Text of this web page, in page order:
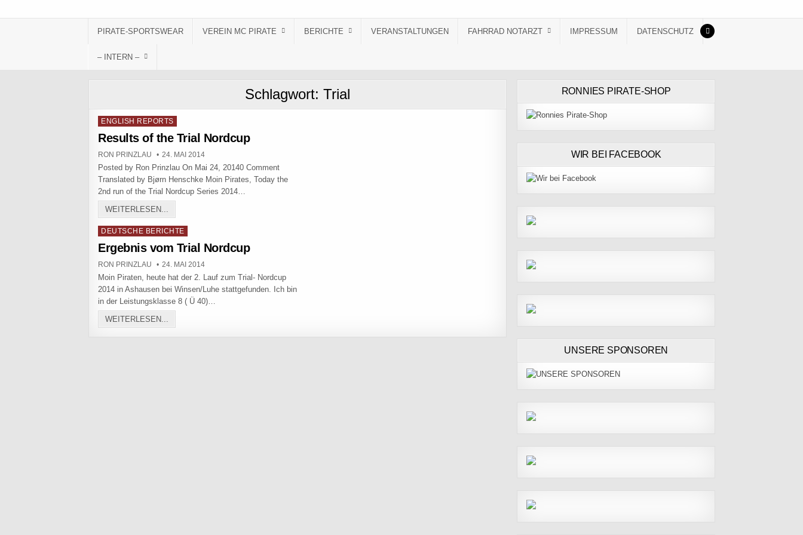
PIRATE-SPORTSWEAR VEREIN MC PIRATE BERICHTE VERANSTALTUNGEN FAHRRAD NOTARZT IMPRESSUM DATENSCHUTZ
– INTERN –
Schlagwort:Trial
Posted in
ENGLISH REPORTS
Results of the Trial Nordcup
AUTHOR:
RON PRINZLAU PUBLISHED DATE:
24. MAI 2014
Posted by Ron Prinzlau On Mai 24, 20140 Comment
Translated by Bjørn Henschke Moin Pirates, Today the
2nd run of the Trial Nordcup Series 2014…
WEITERLESEN...
Posted in
DEUTSCHE BERICHTE
Ergebnis vom Trial Nordcup
AUTHOR:
RON PRINZLAU PUBLISHED DATE:
24. MAI 2014
Moin Piraten, heute hat der 2. Lauf zum Trial- Nordcup
2014 in Ashausen bei Winsen/Luhe stattgefunden. Ich bin
in der Leistungsklasse 8 ( Ü 40)…
WEITERLESEN...
RONNIES PIRATE-SHOP
WIR BEI FACEBOOK
UNSERE SPONSOREN